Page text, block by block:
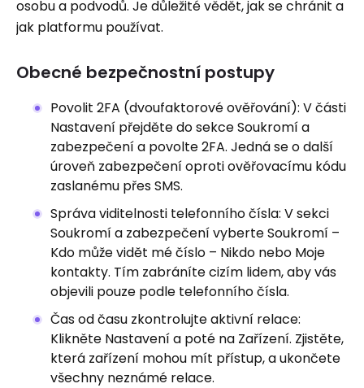
osobu a podvodů. Je důležité vědět, jak se chránit a
jak platformu používat.
Obecné bezpečnostní postupy
Povolit 2FA (dvoufaktorové ověřování): V části
Nastavení přejděte do sekce Soukromí a
zabezpečení a povolte 2FA. Jedná se o další
úroveň zabezpečení oproti ověřovacímu kódu
zaslanému přes SMS.
Správa viditelnosti telefonního čísla: V sekci
Soukromí a zabezpečení vyberte Soukromí –
Kdo může vidět mé číslo – Nikdo nebo Moje
kontakty. Tím zabráníte cizím lidem, aby vás
objevili pouze podle telefonního čísla.
Čas od času zkontrolujte aktivní relace:
Klikněte Nastavení a poté na Zařízení. Zjistěte,
která zařízení mohou mít přístup, a ukončete
všechny neznámé relace.